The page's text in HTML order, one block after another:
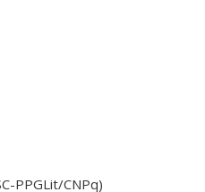
PPGLit/CNPq)